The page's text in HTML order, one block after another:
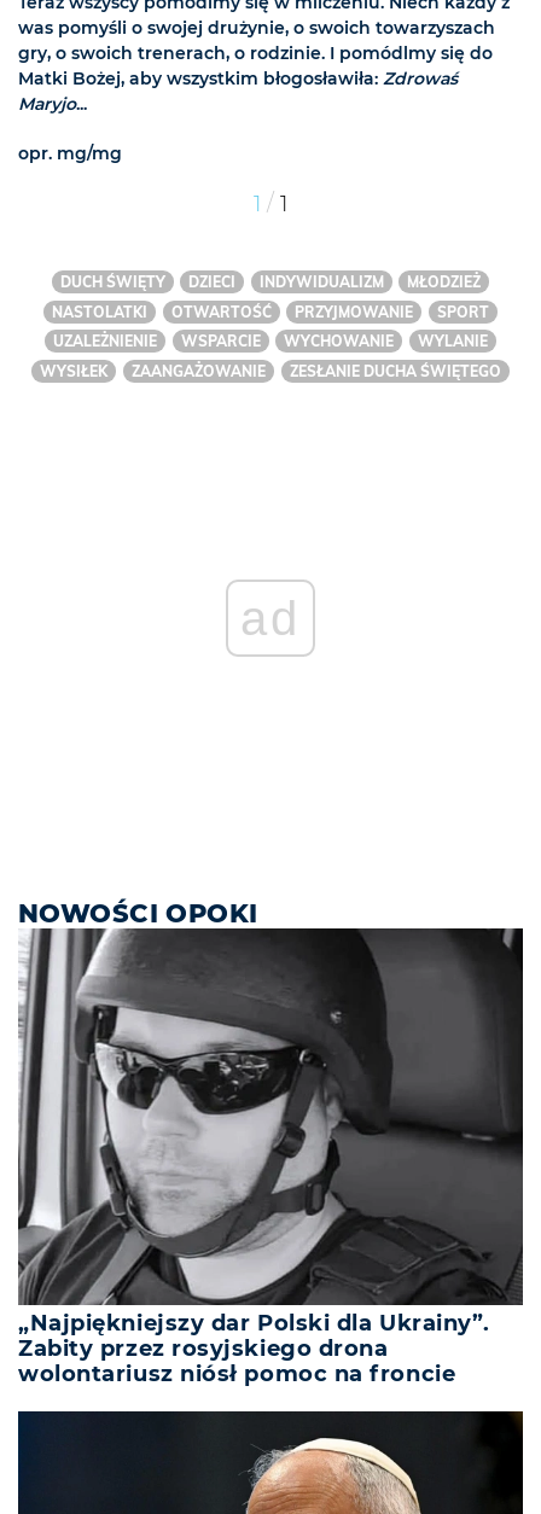
was pomyśli o swojej drużynie, o swoich towarzyszach
gry, o swoich trenerach, o rodzinie. I pomódlmy się do
Matki Bożej, aby wszystkim błogosławiła: Zdrowaś
Maryjo...
opr. mg/mg
1 / 1
DUCH ŚWIĘTY DZIECI INDYWIDUALIZM
MŁODZIEŻ
NASTOLATKI
OTWARTOŚĆ PRZYJMOWANIE
SPORT
UZALEŻNIENIE
WSPARCIE WYCHOWANIE
WYLANIE
WYSIŁEK
ZAANGAŻOWANIE ZESŁANIE DUCHA ŚWIĘTEGO
ad
NOWOŚCI OPOKI
„Najpiękniejszy dar Polski dla Ukrainy”.
Zabity przez rosyjskiego drona
wolontariusz niósł pomoc na froncie